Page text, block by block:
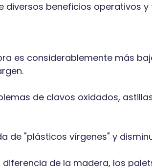
beneficios operativos y
es considerablemente más
de clavos oxidados,
de "plásticos vírgenes" y
diferencia de la madera, los